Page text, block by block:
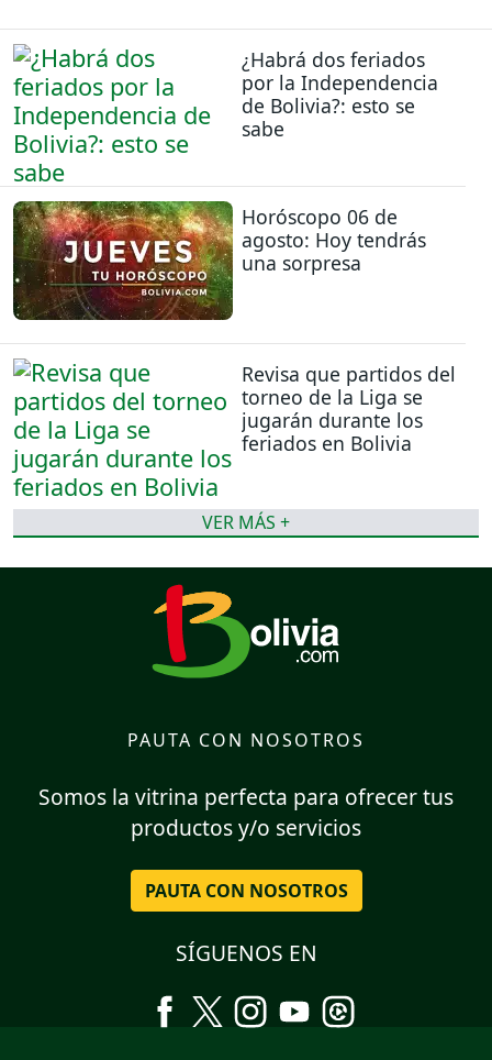
¿Habrá dos feriados
por la Independencia
de Bolivia?: esto se
sabe
Horóscopo 06 de
agosto: Hoy tendrás
una sorpresa
Revisa que partidos del
torneo de la Liga se
jugarán durante los
feriados en Bolivia
VER MÁS +
PAUTA CON NOSOTROS
Somos la vitrina perfecta para ofrecer tus
productos y/o servicios
PAUTA CON NOSOTROS
SÍGUENOS EN